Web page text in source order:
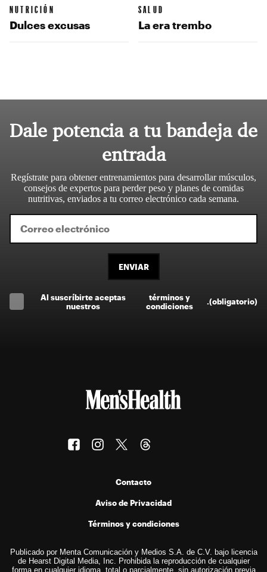
NUTRICIÓN
Dulces excusas
SALUD
La era trembo
Dale potencia a tu bandeja de
entrada
Regístrate para obtener entrenamientos para desarrollar músculos,
consejos de expertos para perder peso y planes de comidas
nutritivas, enviados a tu correo electrónico cada semana.
ENVIAR
Al suscríbirte aceptas
nuestros
términos y
condiciones
.(obligatorio)
Contacto
Aviso de Privacidad
Términos y condiciones
Publicado por Menta Comunicación y Medios S.A. de C.V. bajo licencia
de Hearst Digital Media, Inc. Prohibida la reproducción de cualquier
forma en cualquier idioma, total o parcialmente, sin autorización previa